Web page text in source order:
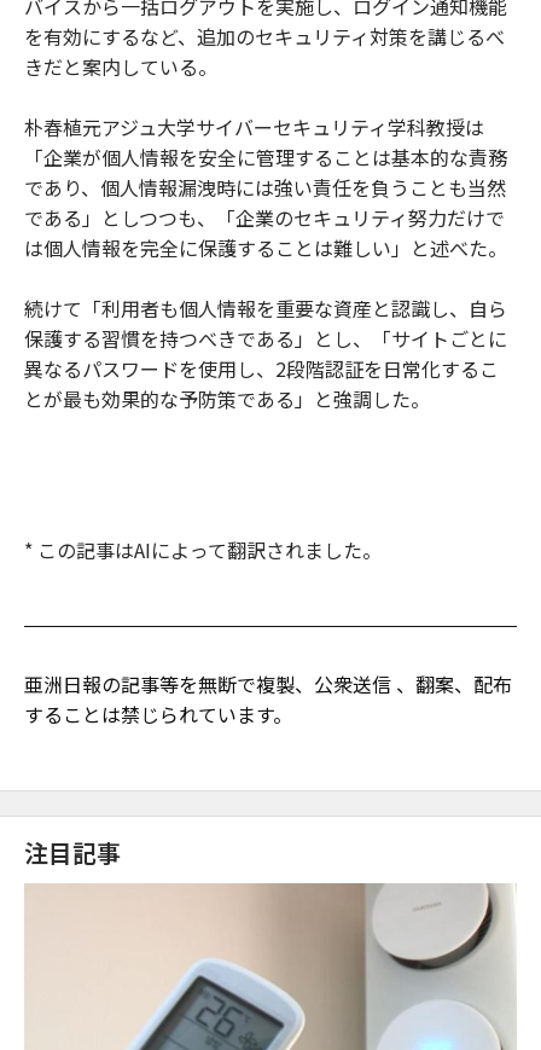
バイスから一括ログアウトを実施し、ログイン通知機能
を有効にするなど、追加のセキュリティ対策を講じるべ
きだと案内している。
朴春植元アジュ大学サイバーセキュリティ学科教授は
「企業が個人情報を安全に管理することは基本的な責務
であり、個人情報漏洩時には強い責任を負うことも当然
である」としつつも、「企業のセキュリティ努力だけで
は個人情報を完全に保護することは難しい」と述べた。
続けて「利用者も個人情報を重要な資産と認識し、自ら
保護する習慣を持つべきである」とし、「サイトごとに
異なるパスワードを使用し、2段階認証を日常化するこ
とが最も効果的な予防策である」と強調した。
* この記事はAIによって翻訳されました。
亜洲日報の記事等を無断で複製、公衆送信 、翻案、配布
することは禁じられています。
注目記事